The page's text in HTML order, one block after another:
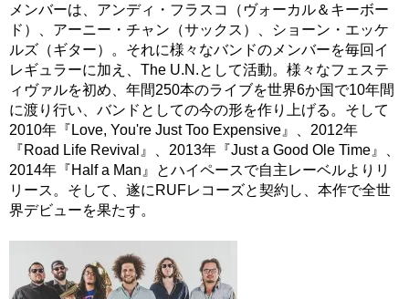
メンバーは、アンディ・フラスコ（ヴォーカル＆キーボー
ド）、アーニー・チャン（サックス）、ショーン・エッケ
ルズ（ギター）。それに様々なバンドのメンバーを毎回イ
レギュラーに加え、The U.N.として活動。様々なフェステ
ィヴァルを初め、年間250本のライブを世界6か国で10年間
に渡り行い、バンドとしての今の形を作り上げる。そして
2010年『Love, You're Just Too Expensive』、2012年
『Road Life Revival』、2013年『Just a Good Ole Time』、
2014年『Half a Man』とハイペースで自主レーベルよりリ
リース。そして、遂にRUFレコーズと契約し、本作で全世
界デビューを果たす。